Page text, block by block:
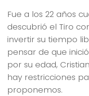
Fue a los 22 años
descubrió el Tiro
invertir su tiempo
pensar de que
por su edad,
hay restricciones
proponemos.